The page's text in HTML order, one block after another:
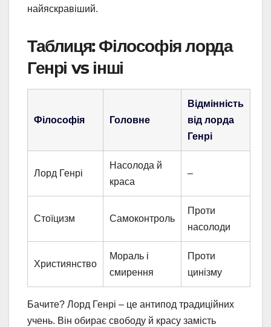
найяскравіший.
Таблиця: Філософія лорда
Генрі vs інші
Філософія Головне
Відмінність
від лорда
Генрі
Лорд Генрі
Насолода й
краса
–
Стоїцизм Самоконтроль
Проти
насолоди
Християнство
Мораль і
смирення
Проти
цинізму
Бачите? Лорд Генрі – це антипод традиційних
учень. Він обирає свободу й красу замість